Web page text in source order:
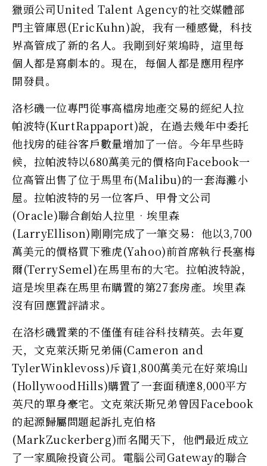
獵頭公司United Talent Agency的社交媒體部
門主管庫恩(EricKuhn)說，我有一種感覺，科技
界高管成了新的名人。我剛到好萊塢時，這里每
個人都是寫劇本的。現在，每個人都是應用程序
開發員。
洛杉磯一位專門從事高檔房地產交易的經紀人拉
帕波特(KurtRappaport)說，在過去幾年中委托
他找房的硅谷客戶數量增加了一倍。今年早些時
候，拉帕波特以680萬美元的價格向Facebook一
位高管出售了位于馬里布(Malibu)的一套海灘小
屋。拉帕波特的另一位客戶、甲骨文公司
(Oracle)聯合創始人拉里•埃里森
(LarryEllison)剛剛完成了一筆交易：他以3,700
萬美元的價格買下雅虎(Yahoo)前首席執行長塞梅
爾(TerrySemel)在馬里布的大宅。拉帕波特說，
這是埃里森在馬里布購置的第27套房產。埃里森
沒有回應置評請求。
在洛杉磯置業的不僅僅有硅谷科技精英。去年夏
天，文克萊沃斯兄弟倆(Cameron and
TylerWinklevoss)斥資1,800萬美元在好萊塢山
(HollywoodHills)購置了一套面積達8,000平方
英尺的單身豪宅。文克萊沃斯兄弟曾因Facebook
的起源歸屬問題起訴扎克伯格
(MarkZuckerberg)而名聞天下，他們最近成立
了一家風險投資公司。電腦公司Gateway的聯合